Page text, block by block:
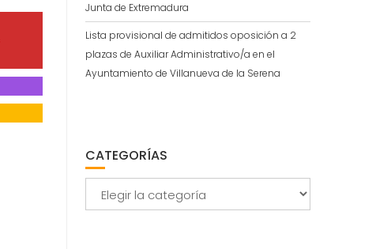
Junta de Extremadura
Lista provisional de admitidos oposición a 2
plazas de Auxiliar Administrativo/a en el
Ayuntamiento de Villanueva de la Serena
CATEGORÍAS